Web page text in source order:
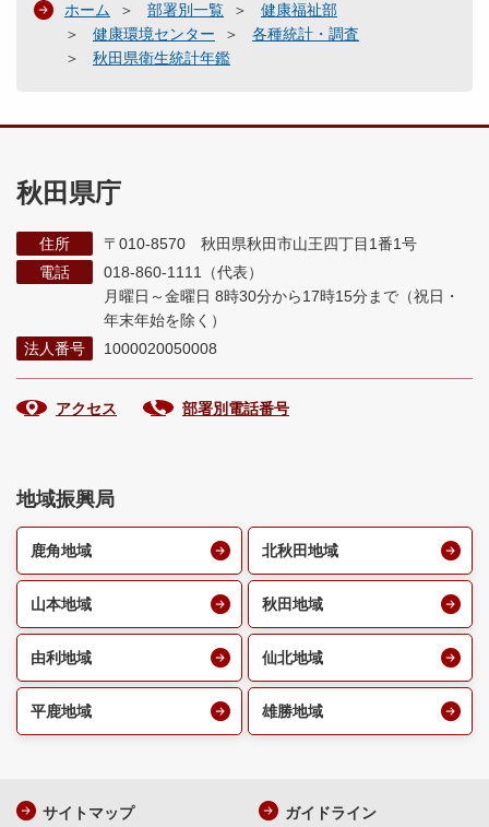
ホーム 部署別一覧
健康福祉部
健康環境センター
各種統計・調査
秋田県衛生統計年鑑
秋田県庁
住所
〒010-8570 秋田県秋田市山王四丁目1番1号
電話
018-860-1111（代表）
月曜日～金曜日 8時30分から17時15分まで （祝日・
年末年始を除く）
法人番号
1000020050008
アクセス 部署別電話番号
地域振興局
鹿角地域 北秋田地域
山本地域 秋田地域
由利地域 仙北地域
平鹿地域 雄勝地域
サイトマップ ガイドライン